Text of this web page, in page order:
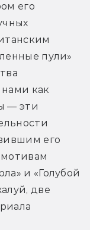
его
пули»
как
— эти
его
и «Голубой
две